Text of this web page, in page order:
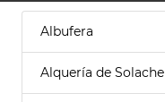
Albufera
Alquería de Solache